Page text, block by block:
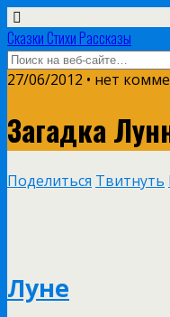
Сказки Стихи Рассказы
27/06/2012 • нет
Загадка
Поделиться Твитнуть
Луне